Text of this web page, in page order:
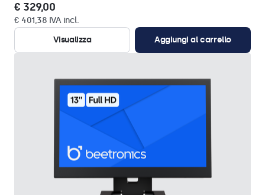
€ 329,00
€ 401,38 IVA incl.
Visualizza
Aggiungi al carrello